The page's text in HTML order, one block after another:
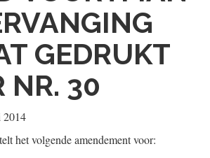
GEDRUKT
NR. 30
2014
het volgende amendement voor: